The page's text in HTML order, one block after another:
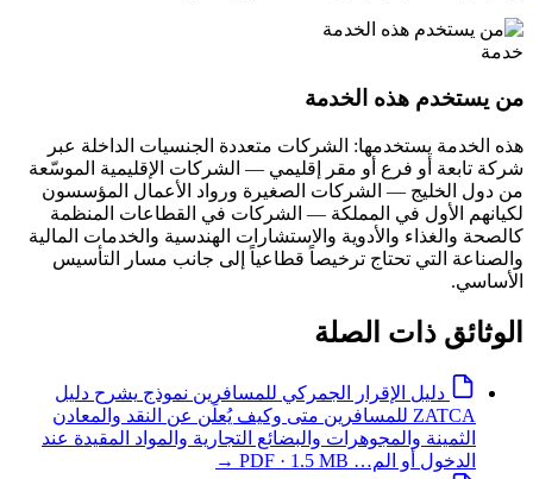
خدمة
من يستخدم هذه الخدمة
هذه الخدمة يستخدمها: الشركات متعددة الجنسيات الداخلة عبر
شركة تابعة أو فرع أو مقر إقليمي — الشركات الإقليمية الموسّعة
من دول الخليج — الشركات الصغيرة ورواد الأعمال المؤسسون
لكيانهم الأول في المملكة — الشركات في القطاعات المنظمة
كالصحة والغذاء والأدوية والاستشارات الهندسية والخدمات المالية
والصناعة التي تحتاج ترخيصاً قطاعياً إلى جانب مسار التأسيس
الأساسي.
الوثائق ذات الصلة
دليل الإقرار الجمركي للمسافرين نموذج يشرح دليل
ZATCA للمسافرين متى وكيف يُعلَن عن النقد والمعادن
الثمينة والمجوهرات والبضائع التجارية والمواد المقيدة عند
الدخول أو الم… PDF · 1.5 MB
→